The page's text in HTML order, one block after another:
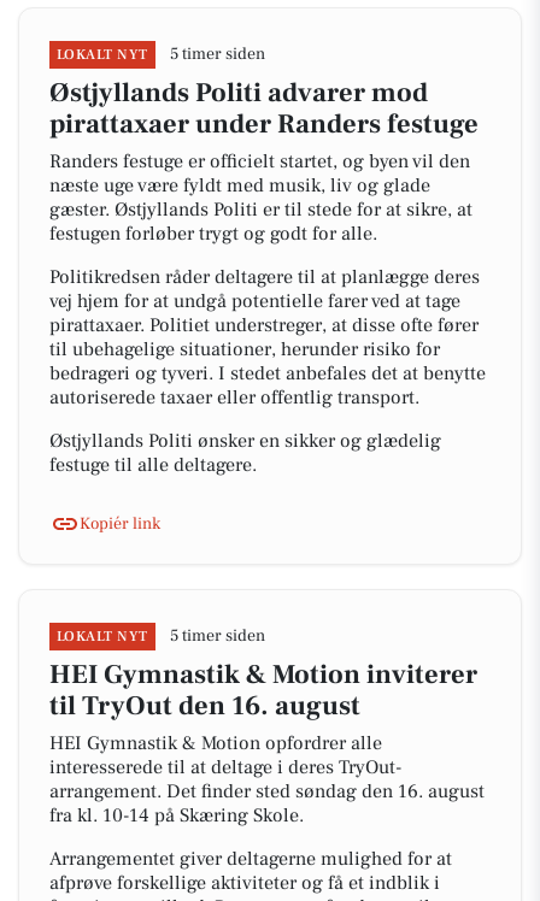
LOKALT NYT 5 timer siden
Østjyllands Politi advarer mod
pirattaxaer under Randers festuge
Randers festuge er officielt startet, og byen vil den
næste uge være fyldt med musik, liv og glade
gæster. Østjyllands Politi er til stede for at sikre, at
festugen forløber trygt og godt for alle.
Politikredsen råder deltagere til at planlægge deres
vej hjem for at undgå potentielle farer ved at tage
pirattaxaer. Politiet understreger, at disse ofte fører
til ubehagelige situationer, herunder risiko for
bedrageri og tyveri. I stedet anbefales det at benytte
autoriserede taxaer eller offentlig transport.
Østjyllands Politi ønsker en sikker og glædelig
festuge til alle deltagere.
Kopiér link
LOKALT NYT 5 timer siden
HEI Gymnastik & Motion inviterer
til TryOut den 16. august
HEI Gymnastik & Motion opfordrer alle
interesserede til at deltage i deres TryOut-
arrangement. Det finder sted søndag den 16. august
fra kl. 10-14 på Skæring Skole.
Arrangementet giver deltagerne mulighed for at
afprøve forskellige aktiviteter og få et indblik i